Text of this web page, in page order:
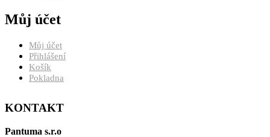
Můj účet
Můj účet
Přihlášení
Košík
Pokladna
KONTAKT
Pantuma s.r.o